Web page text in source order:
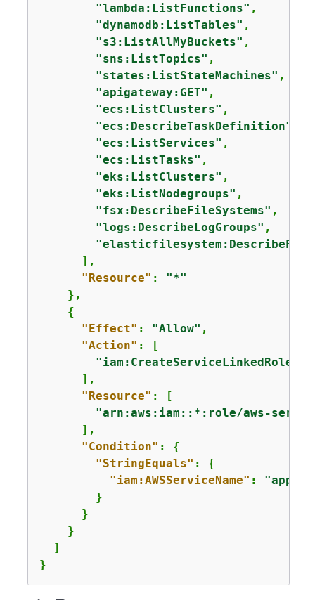
"lambda:ListFunctions" ,
"dynamodb:ListTables" ,
"s3:ListAllMyBuckets" ,
"sns:ListTopics" ,
"states:ListStateMachines" ,
"apigateway:GET" ,
"ecs:ListClusters" ,
"ecs:DescribeTaskDefinition"
"ecs:ListServices" ,
"ecs:ListTasks" ,
"eks:ListClusters" ,
"eks:ListNodegroups" ,
"fsx:DescribeFileSystems" ,
"logs:DescribeLogGroups" ,
      ],
"Resource" : "*"
    },
{
"Effect" : "Allow" ,
"Action" : [
"iam:CreateServiceLinkedRole"
      ],
"Resource" : [
"arn:aws:iam::*:role/aws-
      ],
"Condition" : {
"StringEquals" : {
"iam:AWSServiceName" :
        }
      }
    }
  ]
}